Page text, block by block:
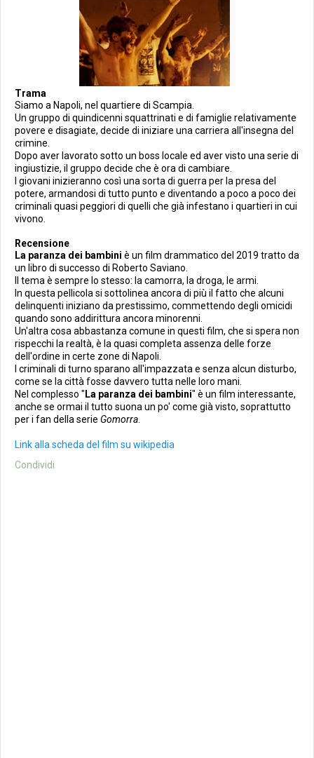
Trama
Siamo a Napoli, nel quartiere di Scampia.
Un gruppo di quindicenni squattrinati e di famiglie relativamente
povere e disagiate, decide di iniziare una carriera all'insegna del
crimine.
Dopo aver lavorato sotto un boss locale ed aver visto una serie di
ingiustizie, il gruppo decide che è ora di cambiare.
I giovani inizieranno così una sorta di guerra per la presa del
potere, armandosi di tutto punto e diventando a poco a poco dei
criminali quasi peggiori di quelli che già infestano i quartieri in cui
vivono.
Recensione
La paranza dei bambini è un film drammatico del 2019 tratto da
un libro di successo di Roberto Saviano.
Il tema è sempre lo stesso: la camorra, la droga, le armi.
In questa pellicola si sottolinea ancora di più il fatto che alcuni
delinquenti iniziano da prestissimo, commettendo degli omicidi
quando sono addirittura ancora minorenni.
Un'altra cosa abbastanza comune in questi film, che si spera non
rispecchi la realtà, è la quasi completa assenza delle forze
dell'ordine in certe zone di Napoli.
I criminali di turno sparano all'impazzata e senza alcun disturbo,
come se la città fosse davvero tutta nelle loro mani.
Nel complesso " La paranza dei bambini" è un film interessante,
anche se ormai il tutto suona un po' come già visto, soprattutto
per i fan della serie Gomorra
Link alla scheda del film su wikipedia
Condividi